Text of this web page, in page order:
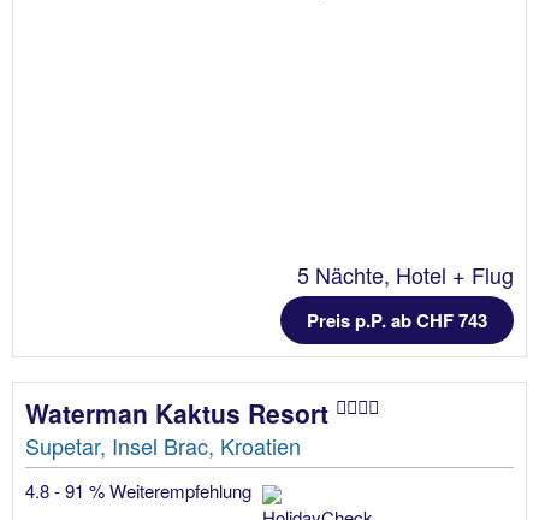
5 Nächte, Hotel + Flug
Preis p.P. ab CHF 743
Waterman Kaktus Resort
Supetar, Insel Brac, Kroatien
4.8 - 91 % Weiterempfehlung